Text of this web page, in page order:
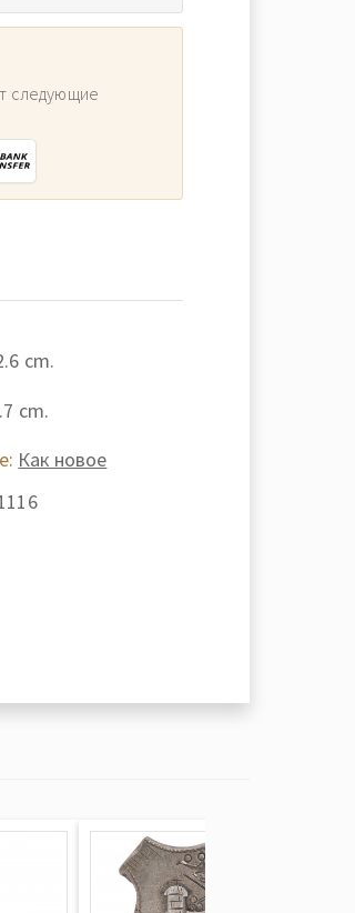
следующие
cm.
cm.
Как новое